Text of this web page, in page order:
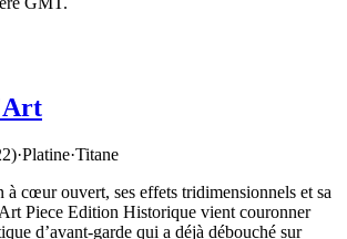
·Platine·Titane
à cœur ouvert, ses effets tridimensionnels et sa
Piece Edition Historique vient couronner
d’avant-garde qui a déjà débouché sur